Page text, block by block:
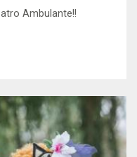
Ambulante!!